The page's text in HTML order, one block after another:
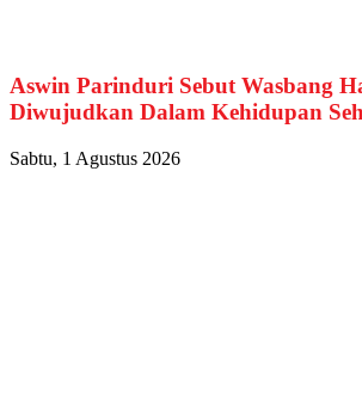
Aswin Parinduri Sebut Wasbang
Diwujudkan Dalam Kehidupan
Sabtu, 1 Agustus 2026